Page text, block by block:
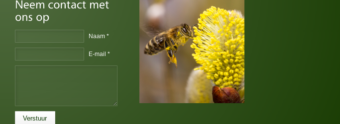
Naam *
E-mail *
Verstuur